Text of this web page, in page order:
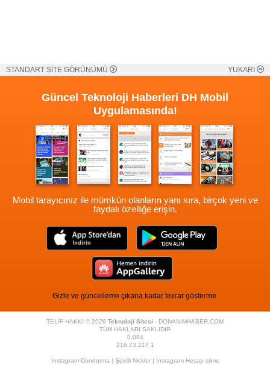
STANDART SİTE GÖRÜNÜMÜ YUKARI
Güncel Teknoloji Haberleri DH Mobil
Uygulamasında!
Mobil tarayıcınız ile mümkün olanların yanı sıra, birçok yeni ve
faydalı özelliğe erişin.
Gizle ve güncelleme çıkana kadar tekrar gösterme.
TELİF HAKKI © 2026 Teknoloji Sitesi - DONANIMHABER.COM
TÜM HAKLARI SAKLIDIR
0,094
216.73.217.1
İnstagram Dondurma| Şekilli Nickler| İnstagram Hesap silme